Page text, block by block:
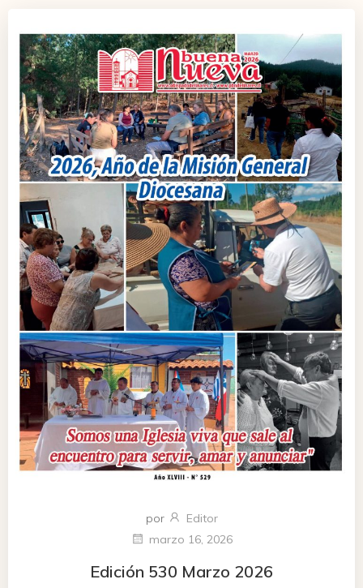
por
Editor
marzo 16, 2026
Edición 530 Marzo 2026